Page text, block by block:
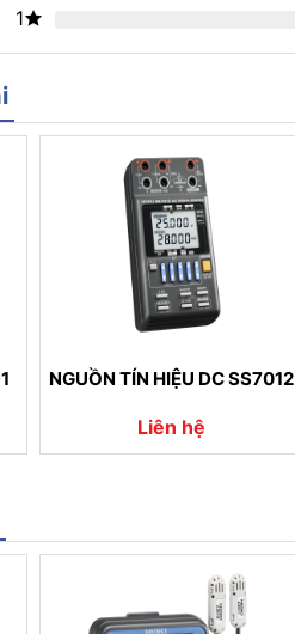
1
NGUỒN TÍN HIỆU DC SS7012
Liên hệ